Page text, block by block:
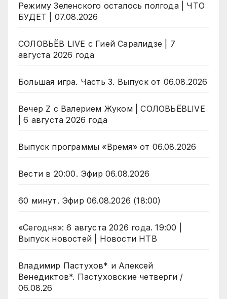
Режиму Зеленского осталось полгода | ЧТО
БУДЕТ | 07.08.2026
СОЛОВЬЁВ LIVE с Гией Саралидзе | 7
августа 2026 года
Большая игра. Часть 3. Выпуск от 06.08.2026
Вечер Z с Валерием Жуком | СОЛОВЬЁВLIVE
| 6 августа 2026 года
Выпуск программы «Время» от 06.08.2026
Вести в 20:00. Эфир 06.08.2026
60 минут. Эфир 06.08.2026 (18:00)
«Сегодня»: 6 августа 2026 года. 19:00 |
Выпуск новостей | Новости НТВ
Владимир Пастухов* и Алексей
Венедиктов*. Пастуховские четверги /
06.08.26